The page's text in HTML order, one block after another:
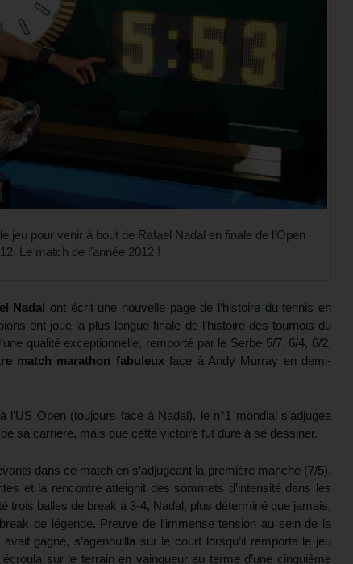
jeu pour venir à bout de Rafael Nadal en finale de l’Open
Le match de l’année 2012 !
Nadal ont écrit une nouvelle page de l’histoire du tennis en
ont joué la plus longue finale de l’histoire des tournois du
qualité exceptionnelle, remporté par le Serbe 5/7, 6/4, 6/2,
match marathon fabuleuxface à Andy Murray en demi-
Open (toujours face à Nadal), le n°1 mondial s’adjugea
sa carrière, mais que cette victoire fut dure à se dessiner.
dans ce match en s’adjugeant la première manche (7/5).
et la rencontre atteignit des sommets d’intensité dans les
trois balles de break à 3-4, Nadal, plus déterminé que jamais,
de légende. Preuve de l’immense tension au sein de la
gagné, s’agenouilla sur le court lorsqu’il remporta le jeu
sur le terrain en vainqueur au terme d’une cinquième